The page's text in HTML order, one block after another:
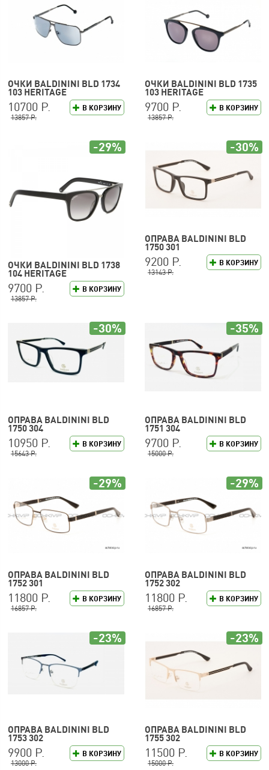
ОЧКИ BALDININI BLD 1734
103 HERITAGE
В КОРЗИНУ
10700 Р.
13857 Р.
ОЧКИ BALDININI BLD 1735
103 HERITAGE
В КОРЗИНУ
9700 Р.
13857 Р.
ОЧКИ BALDININI BLD 1738
104 HERITAGE
В КОРЗИНУ
9700 Р.
13857 Р.
-29%
ОПРАВА BALDININI BLD
1750 301
В КОРЗИНУ
9200 Р.
13143 Р.
-30%
ОПРАВА BALDININI BLD
1750 304
В КОРЗИНУ
10950 Р.
15643 Р.
-30%
ОПРАВА BALDININI BLD
1751 304
В КОРЗИНУ
9700 Р.
15000 Р.
-35%
ОПРАВА BALDININI BLD
1752 301
В КОРЗИНУ
11800 Р.
16857 Р.
-29%
ОПРАВА BALDININI BLD
1752 302
В КОРЗИНУ
11800 Р.
16857 Р.
-29%
ОПРАВА BALDININI BLD
1753 302
В КОРЗИНУ
9900 Р.
13000 Р.
-23%
ОПРАВА BALDININI BLD
1755 302
В КОРЗИНУ
11500 Р.
15000 Р.
-23%